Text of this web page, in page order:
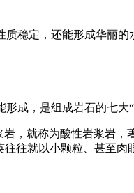
质稳定，还能形成华丽
成，是组成岩石的七大“
，就称为酸性岩浆岩，
往就以小颗粒、甚至肉